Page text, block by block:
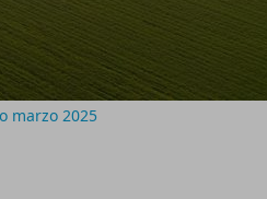
marzo 2025